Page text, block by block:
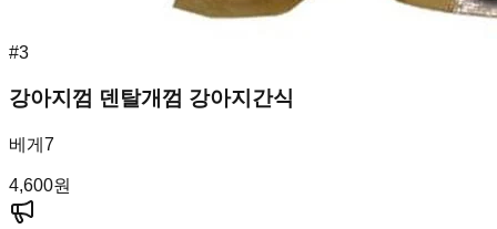
#3
강아지껌 덴탈개껌 강아지간식
베게7
4,600원